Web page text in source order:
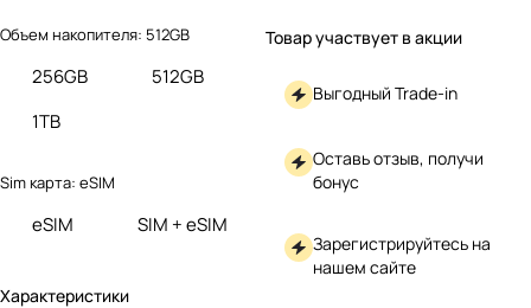
Объем накопителя: 512GB
256GB
512GB
1TB
Sim карта: eSIM
eSIM SIM + eSIM
Характеристики
Товар участвует в акции
Выгодный Trade-in
Оставь отзыв, получи
бонус
Зарегистрируйтесь на
нашем сайте